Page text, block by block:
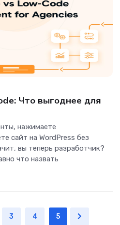
Что выгоднее для
нажимаете
сайт на WordPress без
вы теперь разработчик?
что назвать
3 4 5